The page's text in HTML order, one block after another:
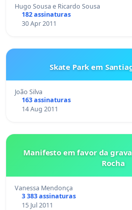
Hugo Sousa e Ricardo Sousa
182 assinaturas
30 Apr 2011
Skate Park em
João Silva
163 assinaturas
14 Aug 2011
Manifesto em favor da
Rocha
Vanessa Mendonça
3 383 assinaturas
15 Jul 2011